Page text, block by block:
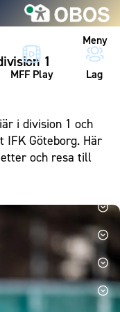
Meny
MFF Play Lag
1
i division 1 och
IFK Göteborg. Här
och resa till